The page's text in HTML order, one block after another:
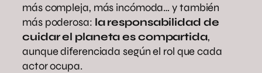
más compleja, más incómoda… y también
más poderosa: la responsabilidad de
cuidar el planeta es compartida,
aunque diferenciada según el rol que cada
actor ocupa.